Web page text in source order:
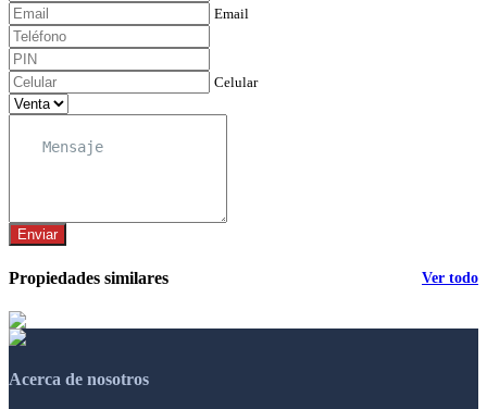
Email
Celular
Enviar
Propiedades similares Ver todo
Acerca de nosotros